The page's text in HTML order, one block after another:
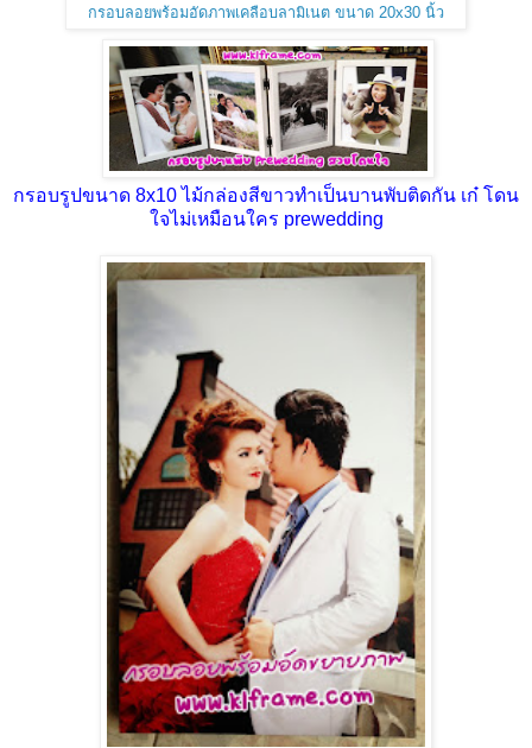
กรอบลอยพร้อมอัดภาพเคลือบลามิเนต ขนาด 20x30 นิ้ว
กรอบรูปขนาด 8x10 ไม้กล่องสีขาวทำเป็นบานพับติดกัน เก๋ โดน
ใจไม่เหมือนใคร prewedding